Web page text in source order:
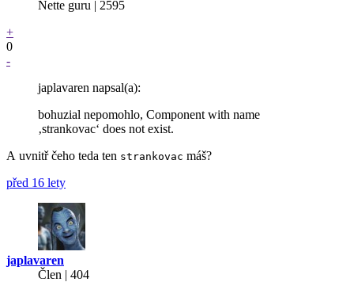
Nette guru | 2595
+
0
-
japlavaren napsal(a):
bohuzial nepomohlo, Component with name
‚strankovac‘ does not exist.
A uvnitř čeho teda ten strankovac máš?
před 16 lety
japlavaren
Člen | 404